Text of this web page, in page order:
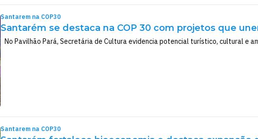
Santarem na COP30
Santarém se destaca na COP 30 com projetos que
No Pavilhão Pará, Secretária de Cultura evidencia potencial turístico, cultural e
Santarem na COP30